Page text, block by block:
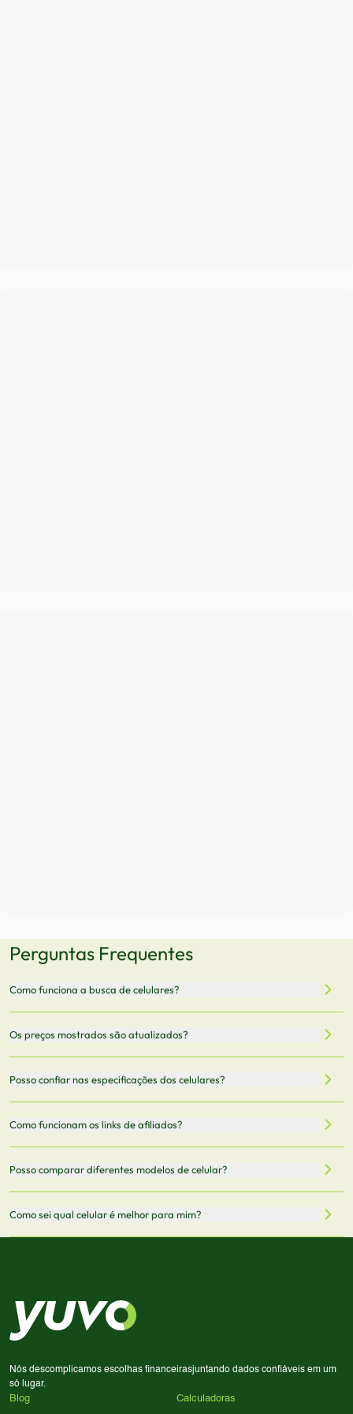
Perguntas Frequentes
Como funciona a busca de celulares?
armazenamento, memória RAM, bateria e conectividade
5G.
Os preços mostrados são atualizados?
vendedor antes de finalizar sua compra.
Posso confiar nas especificações dos celulares?
informações mais recentes de cada modelo.
Como funcionam os links de afiliados?
comissão sem custo adicional para você.
Posso comparar diferentes modelos de celular?
Sim! Você pode selecionar até 3 celulares para comparar
Como sei qual celular é melhor para mim?
processador e bateria são essenciais. Use nossos filtros
para encontrar o celular ideal.
Nós descomplicamos escolhas financeirasjuntando dados confiáveis em um
só lugar.
Blog Calculadoras